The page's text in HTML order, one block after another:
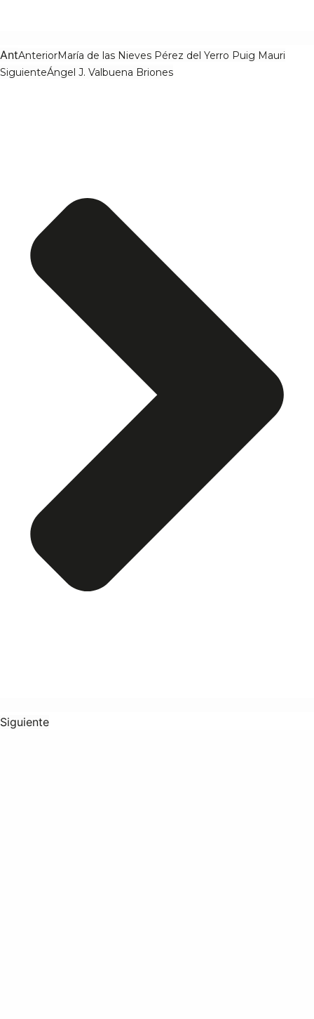
AntAnteriorMaría de las Nieves Pérez del Yerro Puig Mauri
SiguienteÁngel J. Valbuena Briones
Siguiente